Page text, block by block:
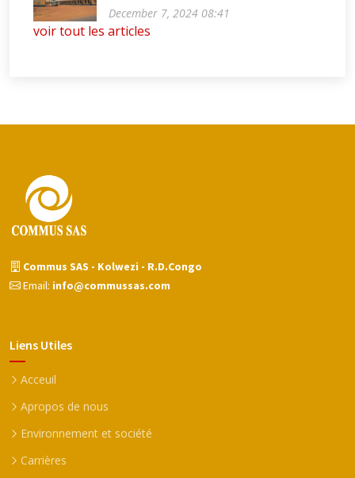
December 7, 2024 08:41
voir tout les articles
Commus SAS - Kolwezi - R.D.Congo
Email: info@commussas.com
Liens Utiles
Acceuil
Apropos de nous
Environnement et société
Carrières